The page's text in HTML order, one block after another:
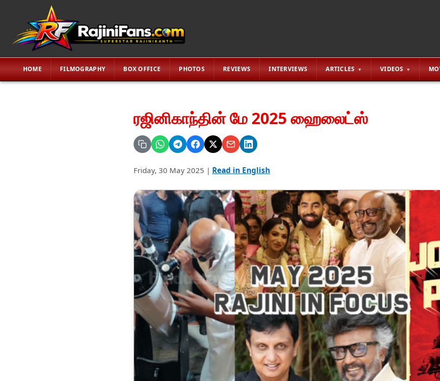
HOME FILMOGRAPHY BOX OFFICE PHOTOS REVIEWS INTERVIEWS ARTICLES VIDEOS
ரஜினிகாந்தின் மே 2025 ஹைலைட்ஸ்
Friday, 30 May 2025 | Read in English